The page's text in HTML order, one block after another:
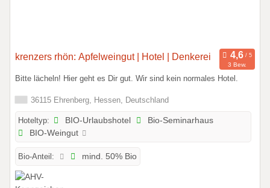
krenzers rhön: Apfelweingut | Hotel | Denkerei
3 Bew.
Bitte lächeln! Hier geht es Dir gut. Wir sind kein normales Hotel.
36115 Ehrenberg, Hessen, Deutschland
Hoteltyp: BIO-Urlaubshotel
Bio-Seminarhaus
BIO-Weingut
Bio-Anteil: mind. 50% Bio